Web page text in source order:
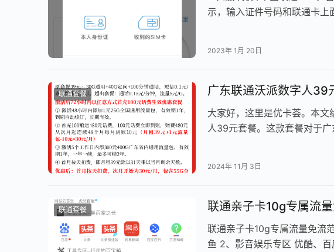
示，输入证件号码和联通卡上
2023年 1月 20日
联通套餐 广东联通沃派数字人39
大家好，这里是优卡荟。本
人39元套餐。这款套餐对于
2024年 11月 3日
联通套餐 联通亲子卡10g专属流
联通亲子卡10g专属流量免流
鱼 2、影音娱乐专区 优酷、